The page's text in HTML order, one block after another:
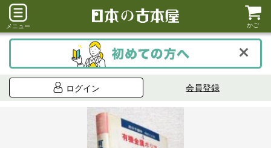
メニュー かご
ログイン 会員登録